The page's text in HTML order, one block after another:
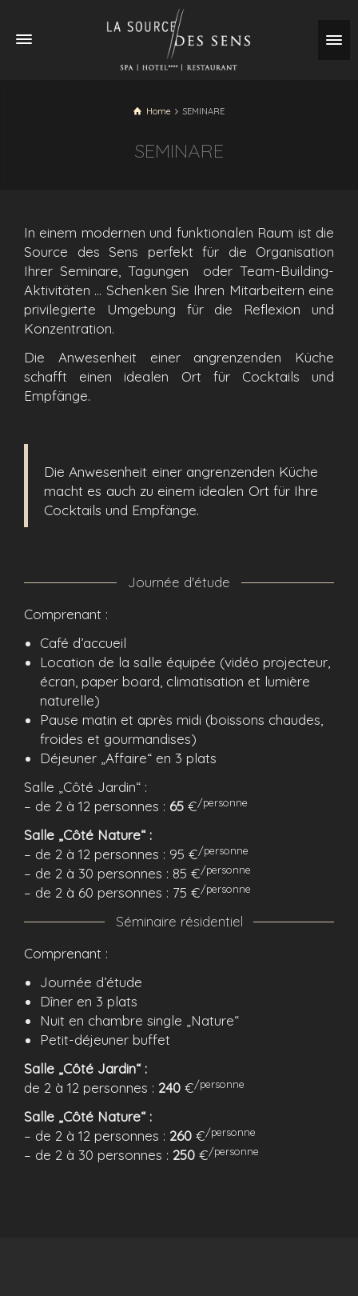
Home SEMINARE
SEMINARE
In einem modernen und funktionalen Raum ist die
Source des Sens perfekt für die Organisation
Ihrer Seminare, Tagungen oder Team-Building-
Aktivitäten … Schenken Sie Ihren Mitarbeitern eine
privilegierte Umgebung für die Reflexion und
Konzentration.
Die Anwesenheit einer angrenzenden Küche
schafft einen idealen Ort für Cocktails und
Empfänge.
Die Anwesenheit einer angrenzenden Küche
macht es auch zu einem idealen Ort für Ihre
Cocktails und Empfänge.
Journée d'étude
Comprenant :
Café d’accueil
Location de la salle équipée (vidéo projecteur,
écran, paper board, climatisation et lumière
naturelle)
Pause matin et après midi (boissons chaudes,
froides et gourmandises)
Déjeuner „Affaire“ en 3 plats
Salle „Côté Jardin“ :
– de 2 à 12 personnes : 65 €/personne
Salle „Côté Nature“ :
– de 2 à 12 personnes : 95 €/personne
– de 2 à 30 personnes : 85 €/personne
– de 2 à 60 personnes : 75 €/personne
Séminaire résidentiel
Comprenant :
Journée d’étude
Dîner en 3 plats
Nuit en chambre single „Nature“
Petit-déjeuner buffet
Salle „Côté Jardin“ :
de 2 à 12 personnes : 240 €/personne
Salle „Côté Nature“ :
– de 2 à 12 personnes : 260 €/personne
– de 2 à 30 personnes : 250 €/personne